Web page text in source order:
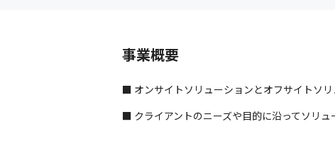
事業概要
■ オンサイトソリューションとオフサイトソ
■ クライアントのニーズや目的に沿ってソリ